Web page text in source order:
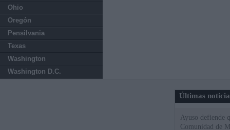
Ohio
Oregón
Pensilvania
Texas
Washington
Washington D.C.
Últimas
Ayuso defiende
Comunidad de